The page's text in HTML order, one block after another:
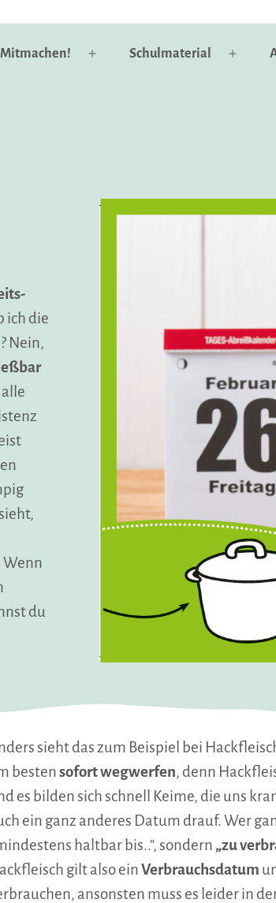
Mitmachen!
Menü
Schulmaterial
Menü
ich die
Nein,
Wenn
du
sieht das zum Beispiel bei
bestensofort wegwerfen, denn
es bilden sich schnell Keime, die uns
ein ganz anderes Datum drauf. Wer
haltbar bis..“, sondern „zu
gilt also einVerbrauchsdatum
ansonsten muss es leider in